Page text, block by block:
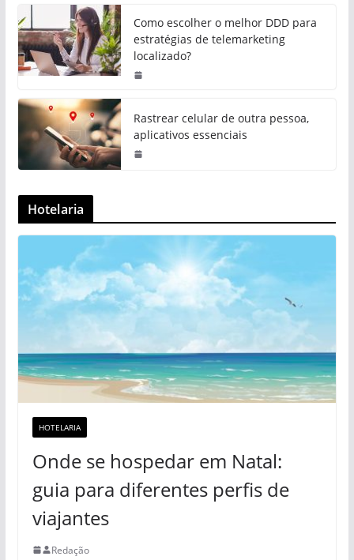
Como escolher o melhor DDD para
estratégias de telemarketing
localizado?
Rastrear celular de outra pessoa,
aplicativos essenciais
Hotelaria
HOTELARIA
Onde se hospedar em Natal:
guia para diferentes perfis de
viajantes
Redação